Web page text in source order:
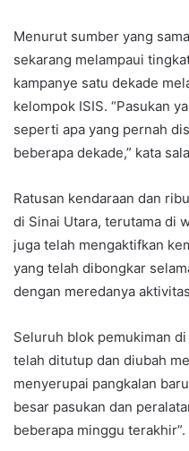
Menurut sumber yang
sekarang melampaui
kampanye satu dekade
kelompok ISIS. “Pasukan
seperti apa yang pernah
beberapa dekade,” kata
Ratusan kendaraan dan
di Sinai Utara, terutama di
juga telah mengaktifkan
yang telah dibongkar
dengan meredanya
Seluruh blok pemukiman
telah ditutup dan diubah
menyerupai pangkalan
besar pasukan dan
beberapa minggu terakhir”.